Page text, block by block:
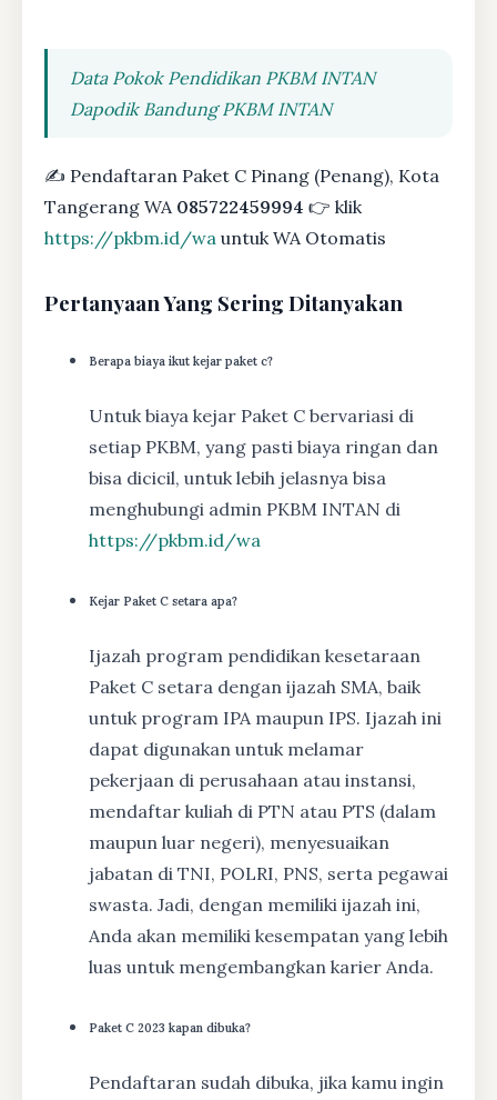
Data Pokok Pendidikan PKBM INTAN
Dapodik Bandung PKBM INTAN
✍ Pendaftaran Paket C Pinang (Penang), Kota
Tangerang WA 085722459994 👉 klik
https://pkbm.id/wa untuk WA Otomatis
Pertanyaan Yang Sering Ditanyakan
Berapa biaya ikut kejar paket c?
Untuk biaya kejar Paket C bervariasi di
setiap PKBM, yang pasti biaya ringan dan
bisa dicicil, untuk lebih jelasnya bisa
menghubungi admin PKBM INTAN di
https://pkbm.id/wa
Kejar Paket C setara apa?
Ijazah program pendidikan kesetaraan
Paket C setara dengan ijazah SMA, baik
untuk program IPA maupun IPS. Ijazah ini
dapat digunakan untuk melamar
pekerjaan di perusahaan atau instansi,
mendaftar kuliah di PTN atau PTS (dalam
maupun luar negeri), menyesuaikan
jabatan di TNI, POLRI, PNS, serta pegawai
swasta. Jadi, dengan memiliki ijazah ini,
Anda akan memiliki kesempatan yang lebih
luas untuk mengembangkan karier Anda.
Paket C 2023 kapan dibuka?
Pendaftaran sudah dibuka, jika kamu ingin